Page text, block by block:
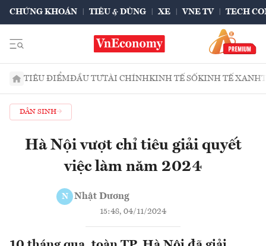
CHỨNG KHOÁN TIÊU & DÙNG XE VNE TV TECH
TIÊU ĐIỂMĐẦU TƯTÀI CHÍNHKINH TẾ SỐKINH TẾ XANH
DÂN SINH
Hà Nội vượt chỉ tiêu giải quyết
việc làm năm 2024
N Nhật Dương
15:48, 04/11/2024